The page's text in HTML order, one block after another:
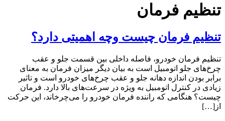
تنظیم فرمان
تنظیم فرمان چیست وچه اهمیتی دارد؟
تنظیم فرمان خودرو، فاصله داخلی بین قسمت جلو و عقب
چرخ‌های جلو اتومبیل است به بیان دیگر میزان فرمان به معنای
برابر بودن اندازه دهانه جلو و عقب چرخ‌های خودرو است و تاثیر
زیادی در کنترل اتومبیل به ویژه در سرعت‌های بالا دارد. فرمان
‬از‭ […]